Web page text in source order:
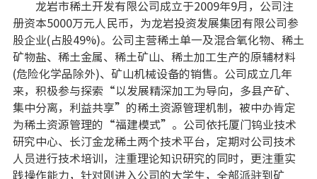
龙岩市稀土开发有限公司成立于2009年9月，公司注
册资本5000万元人民币，为龙岩投资发展集团有限公司参
股企业(占股49%)。公司主营稀土单一及混合氧化物、稀土
矿物盐、稀土金属、稀土矿山、稀土加工生产的原辅材料
(危险化学品除外)、矿山机械设备的销售。公司成立几年
来，积极参与探索“以发展精深加工为导向，多县产矿、
集中分离，利益共享”的稀土资源管理机制，被中办肯定
为稀土资源管理的“福建模式”。公司依托厦门钨业技术
研究中心、长汀金龙稀土两个技术平台，定期对公司技术
人员进行技术培训，注重理论知识研究的同时，更注重实
践操作能力，针对刚进入公司的大学生，全部派驻到矿